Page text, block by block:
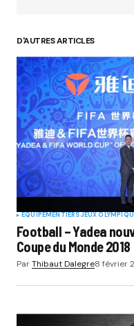
D'AUTRES ARTICLES
EQUIPEMENTIERSJEUX
Football – Yadea
Coupe du Monde 2018
ParThibaut Dalegre8 février